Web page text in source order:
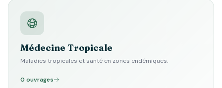
Médecine Tropicale
Maladies tropicales et santé en zones endémiques.
0 ouvrages